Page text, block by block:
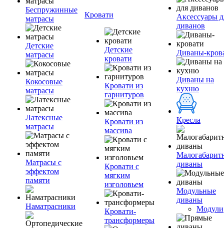
Беспружинные
матрасы
Детские
матрасы
Кокосовые
матрасы
Латексные
матрасы
Матрасы с
эффектом
памяти
Наматрасники
Кровати
Детские
кровати
Кровати из
гарнитуров
Кровати из
массива
Кровати с
мягким
изголовьем
Кровати-
трансформеры
Аксессуары
диванов
Диваны-
Диваны на
кухню
Кресла
диваны
Модульные
диваны
Модули